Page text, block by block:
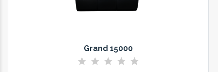
Grand 15000